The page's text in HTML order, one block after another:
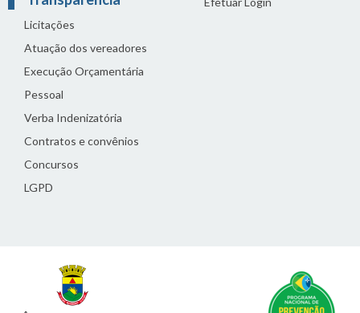
Licitações
Atuação dos vereadores
Execução Orçamentária
Pessoal
Verba Indenizatória
Contratos e convênios
Concursos
LGPD